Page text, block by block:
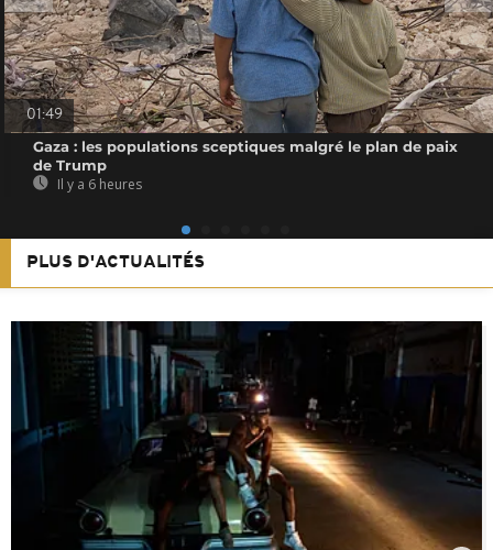
01:49
Gaza : les populations sceptiques malgré le plan de paix
de Trump
Il y a 6 heures
PLUS D'ACTUALITÉS